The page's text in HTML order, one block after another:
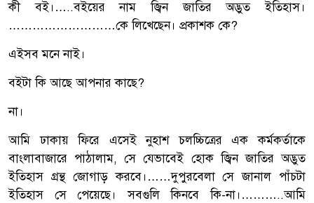
কী বই।…..বইয়ের নাম জ্বিন জাতির অদ্ভুত ইতিহাস।
………………………কে লিখেছেন। প্রকাশক কে?
এইসব মনে নাই।
বইটা কি আছে আপনার কাছে?
না।
আমি ঢাকায় ফিরে এসেই নুহাশ চলচ্চিত্রের এক কর্মকর্তাকে
বাংলাবাজারে পাঠালাম, সে যেভাবেই হোক জ্বিন জাতির অদ্ভুত
ইতিহাস গ্রন্থ জোগাড় করবে।……দুপুরবেলা সে জানাল পাঁচটা
ইতিহাস সে পেয়েছে। সবগুলি কিনবে কি-না।………..আমি